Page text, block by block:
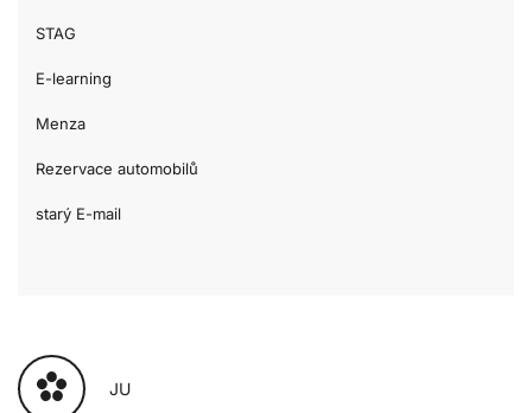
STAG
E-learning
Menza
Rezervace automobilů
starý E-mail
JU